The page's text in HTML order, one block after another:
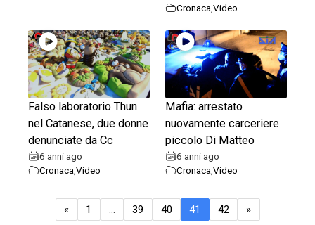
Cronaca ,Video
Falso laboratorio Thun
nel Catanese, due donne
denunciate da Cc
6 anni ago
Cronaca,Video
Mafia: arrestato
nuovamente carceriere
piccolo Di Matteo
6 anni ago
Cronaca,Video
« 1 … 39 40 41 42 »